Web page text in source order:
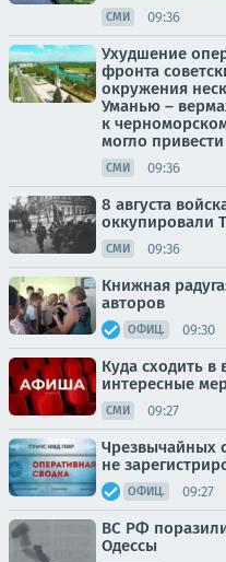
СМИ 09:36
Ухудшение
фронта
окружения
Уманью –
к
могло привести
СМИ 09:36
8 августа
оккупировали
СМИ 09:36
Книжная
авторов
ОФИЦ. 09:30
Куда сходить
интересные
СМИ 09:27
Чрезвычайных
не
ОФИЦ. 09:27
ВС РФ
Одессы